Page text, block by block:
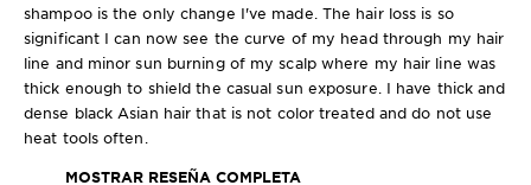
shampoo is the only change I've made. The hair loss is so
significant I can now see the curve of my head through my hair
line and minor sun burning of my scalp where my hair line was
thick enough to shield the casual sun exposure. I have thick and
dense black Asian hair that is not color treated and do not use
heat tools often.
MOSTRAR RESEÑA COMPLETA